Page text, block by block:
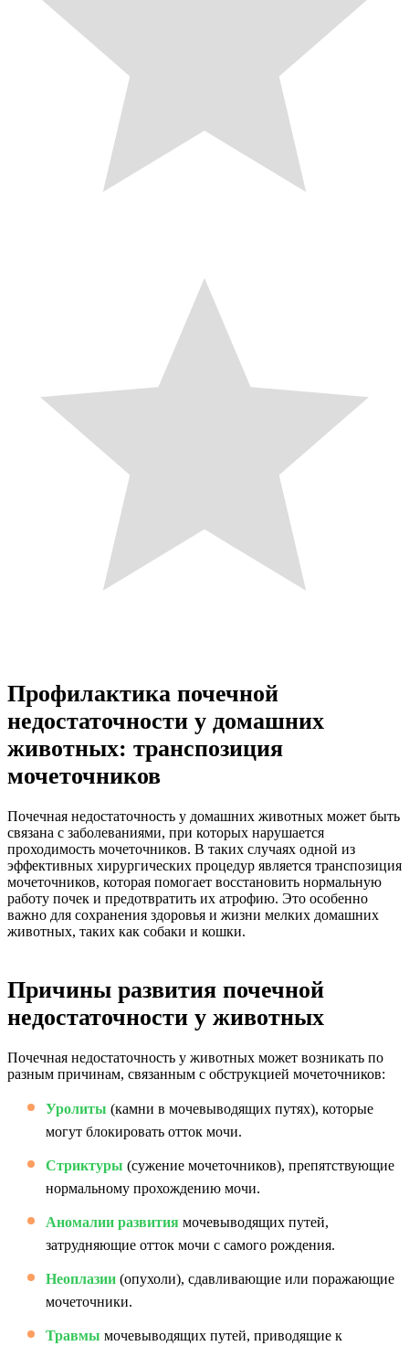
Профилактика почечной
недостаточности у домашних
животных: транспозиция
мочеточников
Почечная недостаточность у домашних животных может быть
связана с заболеваниями, при которых нарушается
проходимость мочеточников. В таких случаях одной из
эффективных хирургических процедур является транспозиция
мочеточников, которая помогает восстановить нормальную
работу почек и предотвратить их атрофию. Это особенно
важно для сохранения здоровья и жизни мелких домашних
животных, таких как собаки и кошки.
Причины развития почечной
недостаточности у животных
Почечная недостаточность у животных может возникать по
разным причинам, связанным с обструкцией мочеточников:
Уролиты (камни в мочевыводящих путях), которые
могут блокировать отток мочи.
Стриктуры (сужение мочеточников), препятствующие
нормальному прохождению мочи.
Аномалии развития мочевыводящих путей,
затрудняющие отток мочи с самого рождения.
Неоплазии (опухоли), сдавливающие или поражающие
мочеточники.
Травмы мочевыводящих путей, приводящие к